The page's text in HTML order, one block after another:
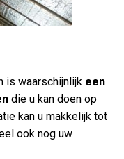
is waarschijnlijk een
die u kan doen op
kan u makkelijk tot
ook nog uw